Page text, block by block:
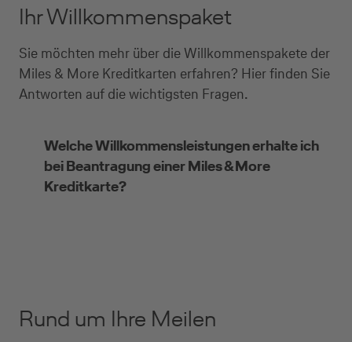
Ihr Willkommenspaket
Sie möchten mehr über die Willkommenspakete der
Miles & More Kreditkarten erfahren? Hier finden Sie
Antworten auf die wichtigsten Fragen.
Welche Willkommensleistungen erhalte ich
bei Beantragung einer Miles & More
Kreditkarte?
Rund um Ihre Meilen